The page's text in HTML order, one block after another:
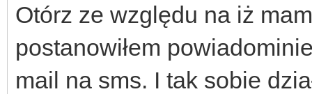
Otórz ze względu na iż
postanowiłem
mail na sms. I tak sobie